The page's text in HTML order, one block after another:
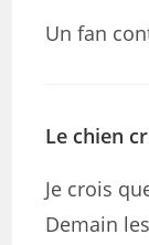
Un fan
Le chien
Je crois
Demain